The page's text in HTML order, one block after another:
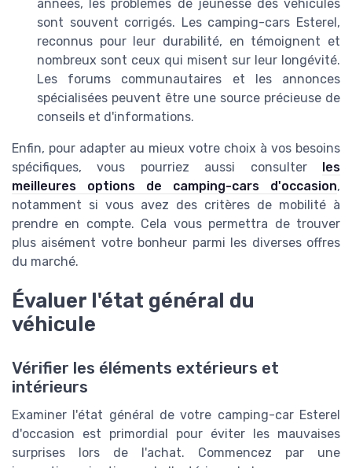
années, les problèmes de jeunesse des véhicules
sont souvent corrigés. Les camping-cars Esterel,
reconnus pour leur durabilité, en témoignent et
nombreux sont ceux qui misent sur leur longévité.
Les forums communautaires et les annonces
spécialisées peuvent être une source précieuse de
conseils et d'informations.
Enfin, pour adapter au mieux votre choix à vos besoins
spécifiques, vous pourriez aussi consulter les
meilleures options de camping-cars d'occasion,
notamment si vous avez des critères de mobilité à
prendre en compte. Cela vous permettra de trouver
plus aisément votre bonheur parmi les diverses offres
du marché.
Évaluer l'état général du
véhicule
Vérifier les éléments extérieurs et
intérieurs
Examiner l'état général de votre camping-car Esterel
d'occasion est primordial pour éviter les mauvaises
surprises lors de l'achat. Commencez par une